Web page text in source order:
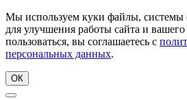
Мы используем куки файлы, системы
для улучшения работы сайта и
пользоваться, вы соглашаетесь с
персональных данных.
ОК